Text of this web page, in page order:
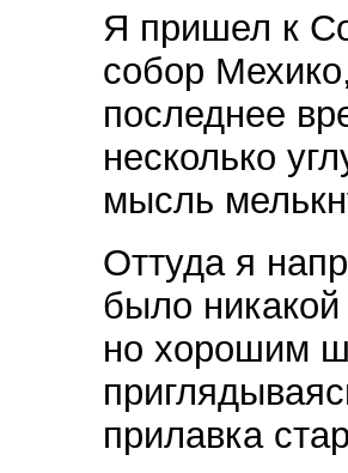
Я пришел к
собор
последнее
несколько
мысль
Оттуда я
было
но хорошим
прилавка